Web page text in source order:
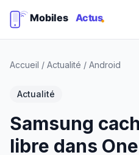
Accueil / Actualité / Android
Actualité
Samsung
libre dans